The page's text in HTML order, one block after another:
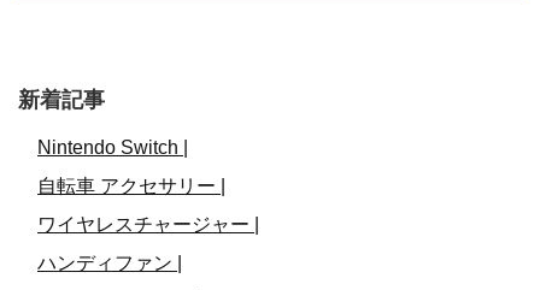
新着記事
Nintendo Switch |
自転車 アクセサリー |
ワイヤレスチャージャー |
ハンディファン |